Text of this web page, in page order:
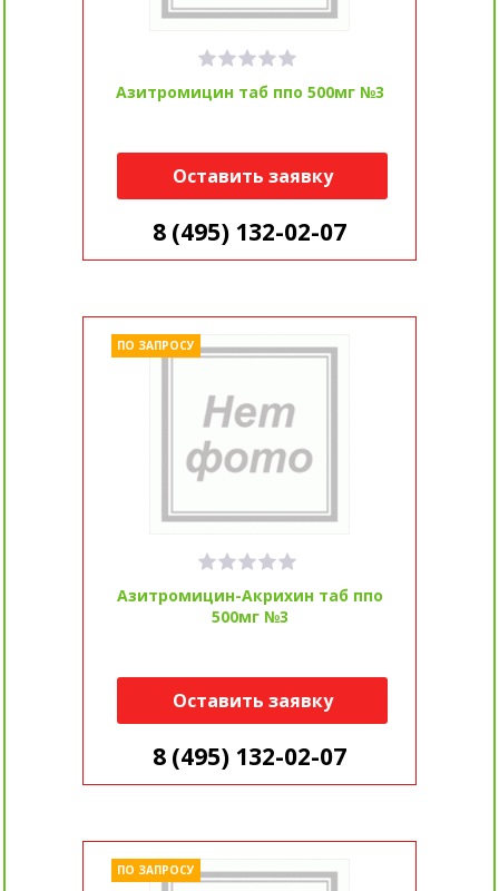
Азитромицин таб ппо 500мг №3
Оставить заявку
8 (495) 132-02-07
Азитромицин-Акрихин таб ппо
500мг №3
ПО ЗАПРОСУ
Оставить заявку
8 (495) 132-02-07
ПО ЗАПРОСУ